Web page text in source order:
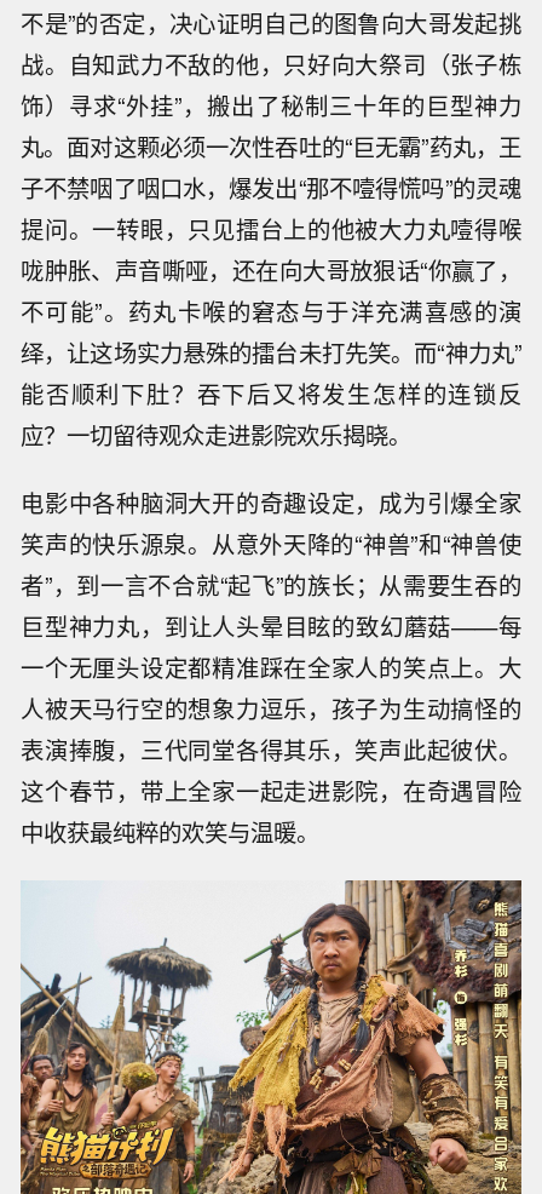
不是”的否定，决心证明自己的图鲁向大哥发起挑
战。自知武力不敌的他，只好向大祭司（张子栋
饰）寻求“外挂”，搬出了秘制三十年的巨型神力
丸。面对这颗必须一次性吞吐的“巨无霸”药丸，王
子不禁咽了咽口水，爆发出“那不噎得慌吗”的灵魂
提问。一转眼，只见擂台上的他被大力丸噎得喉
咙肿胀、声音嘶哑，还在向大哥放狠话“你赢了，
不可能”。药丸卡喉的窘态与于洋充满喜感的演
绎，让这场实力悬殊的擂台未打先笑。而“神力丸”
能否顺利下肚？吞下后又将发生怎样的连锁反
应？一切留待观众走进影院欢乐揭晓。
电影中各种脑洞大开的奇趣设定，成为引爆全家
笑声的快乐源泉。从意外天降的“神兽”和“神兽使
者”，到一言不合就“起飞”的族长；从需要生吞的
巨型神力丸，到让人头晕目眩的致幻蘑菇——每
一个无厘头设定都精准踩在全家人的笑点上。大
人被天马行空的想象力逗乐，孩子为生动搞怪的
表演捧腹，三代同堂各得其乐，笑声此起彼伏。
这个春节，带上全家一起走进影院，在奇遇冒险
中收获最纯粹的欢笑与温暖。